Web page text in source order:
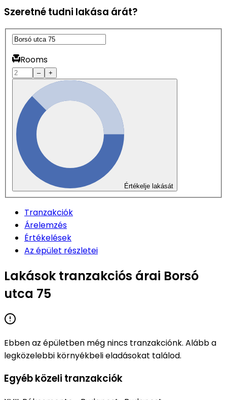
Szeretné tudni lakása árát?
Rooms
– +
Értékelje lakását
Tranzakciók
Árelemzés
Értékelések
Az épület részletei
Lakások tranzakciós árai Borsó
utca 75
Ebben az épületben még nincs tranzakciónk. Alább a
legközelebbi környékbeli eladásokat találod.
Egyéb közeli tranzakciók